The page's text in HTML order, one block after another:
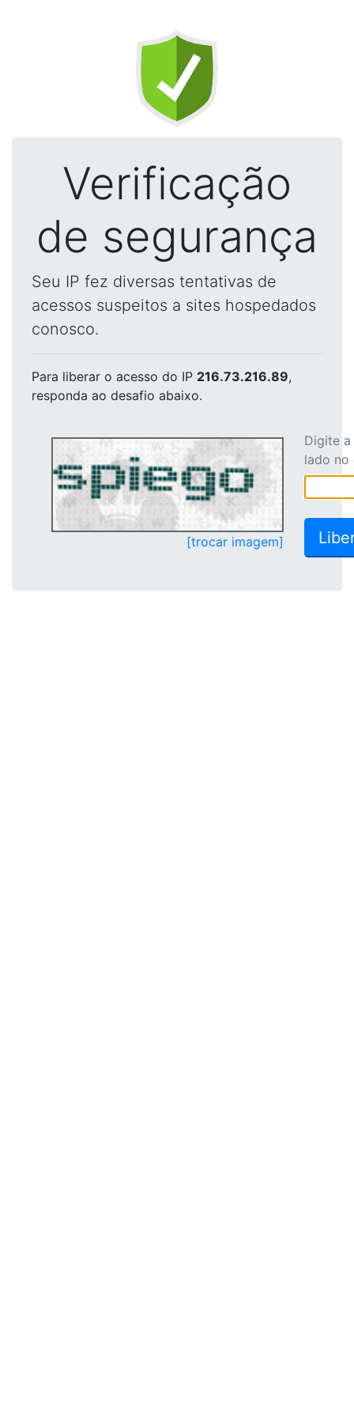
Verificação
de segurança
Seu IP fez diversas tentativas de
acessos suspeitos a sites hospedados
conosco.
Para liberar o acesso do IP 216.73.216.89,
responda ao desafio abaixo.
[trocar imagem]
Digite
lado no